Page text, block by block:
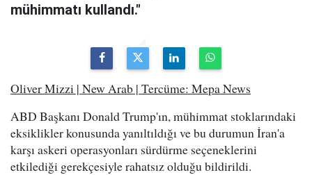
mühimmatı kullandı."
Oliver Mizzi | New Arab | Tercüme: Mepa News
ABD Başkanı Donald Trump'ın, mühimmat stoklarındaki
eksiklikler konusunda yanıltıldığı ve bu durumun İran'a
karşı askeri operasyonları sürdürme seçeneklerini
etkilediği gerekçesiyle rahatsız olduğu bildirildi.